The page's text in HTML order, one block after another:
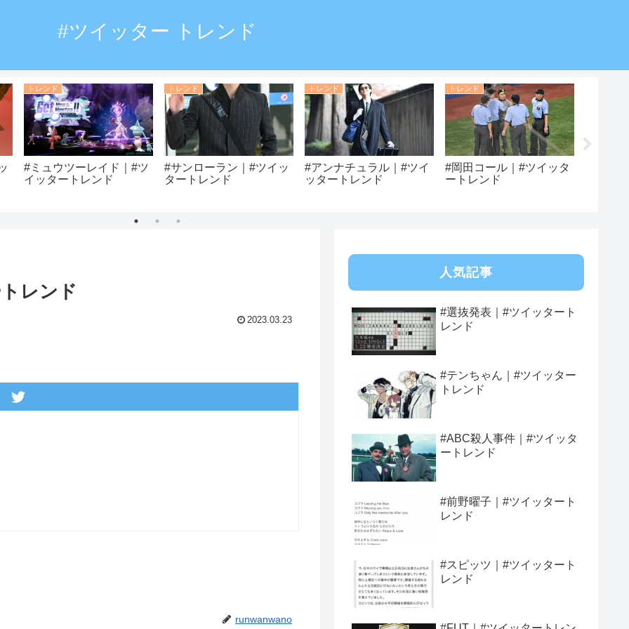
#ツイッター トレンド
トレンド
#ミュウツーレイド｜#ツ
イッタートレンド
トレンド
#サンローラン｜#ツイッ
タートレンド
トレンド
#アンナチュラル｜#ツイ
ッタートレンド
トレンド
#岡田コール｜#ツイッタ
ートレンド
レンド
2023.03.23
runwanwano
人気記事
#選抜発表｜#ツイッタート
レンド
#テンちゃん｜#ツイッター
トレンド
#ABC殺人事件｜#ツイッタ
ートレンド
#前野曜子｜#ツイッタート
レンド
#スピッツ｜#ツイッタート
レンド